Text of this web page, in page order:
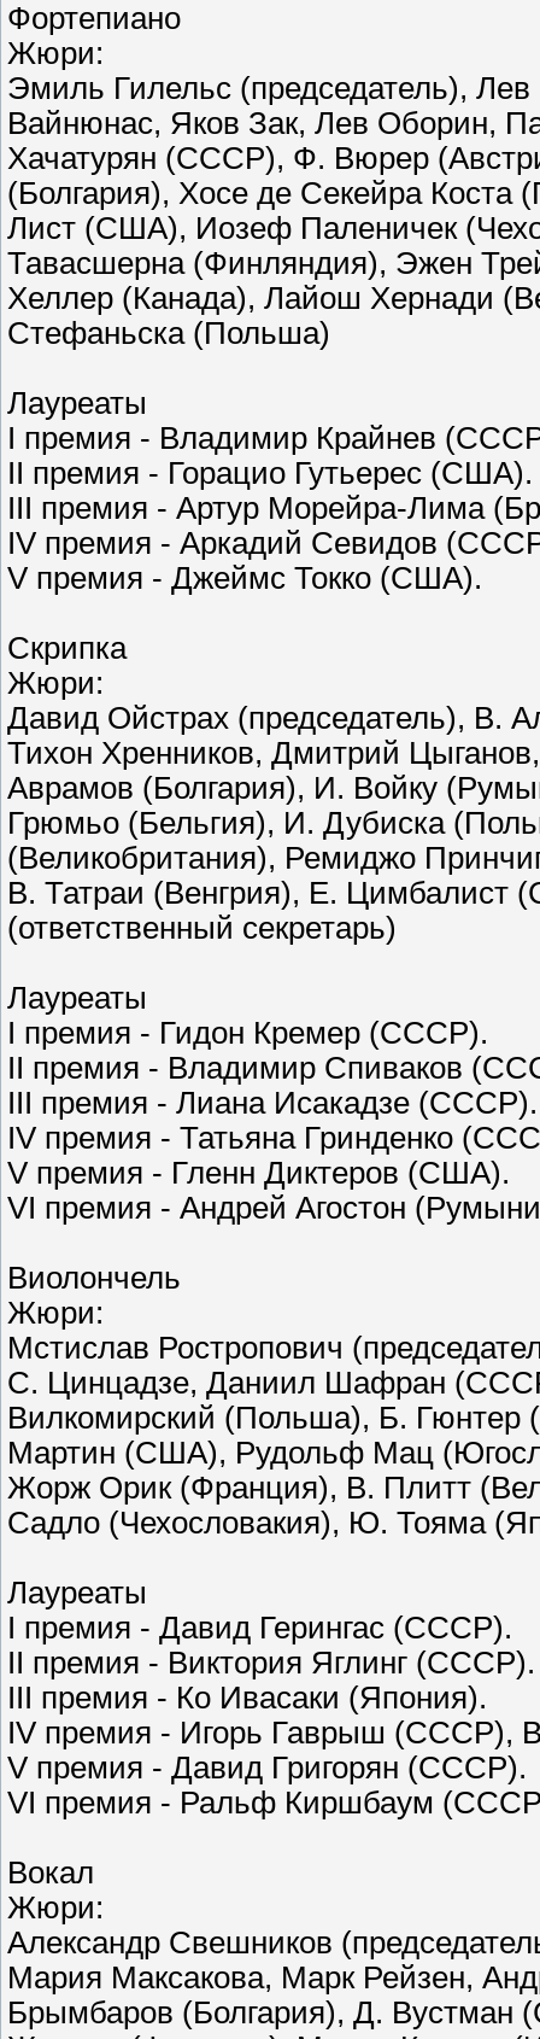
Фортепиано
Жюри:
Эмиль Гилельс (председатель), Лев
Вайнюнас, Яков Зак, Лев Оборин,
Хачатурян (СССР), Ф. Вюрер
(Болгария), Хосе де Секейра
Лист (США), Иозеф Паленичек
Тавасшерна (Финляндия), Эжен
Хеллер (Канада), Лайош Хернади
Стефаньска (Польша)
Лауреаты
I премия - Владимир Крайнев
II премия - Горацио Гутьерес (США).
III премия - Артур Морейра-Лима
IV премия - Аркадий Севидов
V премия - Джеймс Токко (США).
Скрипка
Жюри:
Давид Ойстрах (председатель), В.
Тихон Хренников, Дмитрий
Аврамов (Болгария), И. Войку
Грюмьо (Бельгия), И. Дубиска
(Великобритания), Ремиджо
В. Татраи (Венгрия), Е.
(ответственный секретарь)
Лауреаты
I премия - Гидон Кремер (СССР).
II премия - Владимир Спиваков
III премия - Лиана Исакадзе
IV премия - Татьяна Гринденко
V премия - Гленн Диктеров (США).
VI премия - Андрей Агостон
Виолончель
Жюри:
Мстислав Ростропович
С. Цинцадзе, Даниил Шафран
Вилкомирский (Польша), Б. Гюнтер
Мартин (США), Рудольф Мац
Жорж Орик (Франция), В. Плитт
Садло (Чехословакия), Ю. Тояма
Лауреаты
I премия - Давид Герингас (СССР).
II премия - Виктория Яглинг
III премия - Ко Ивасаки (Япония).
IV премия - Игорь Гаврыш (СССР),
V премия - Давид Григорян (СССР).
VI премия - Ральф Киршбаум
Вокал
Жюри:
Александр Свешников
Мария Максакова, Марк Рейзен,
Брымбаров (Болгария), Д.